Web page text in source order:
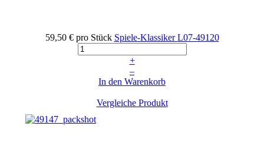
59,50 € pro Stück Spiele-KlassikerL07-49120
+
–
In den Warenkorb
Vergleiche Produkt